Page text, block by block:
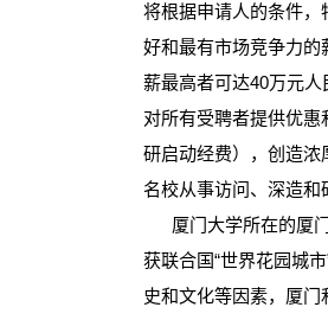
将根据申请人的条件
好和最有市场竞争力
薪最高者可达40万元
对所有受聘者提供优
研启动经费），创造
名校从事访问、深造和
厦门大学所在的厦门
获联合国“世界花园城
史和文化等因素，厦